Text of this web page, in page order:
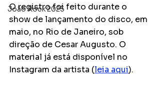
João Rock 2025
O registro foi feito durante o
show de lançamento do disco, em
maio, no Rio de Janeiro, sob
direção de Cesar Augusto. O
material já está disponível no
Instagram da artista (leia aqui).